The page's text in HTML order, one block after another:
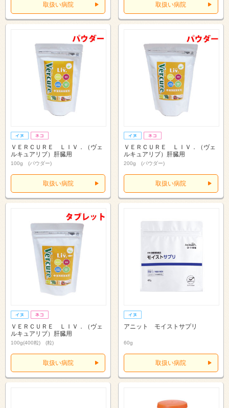
取扱い病院 取扱い病院
ＶＥＲＣＵＲＥ ＬＩＶ．（ヴェ
ルキュアリブ）肝臓用
100g (パウダー)
取扱い病院
ＶＥＲＣＵＲＥ ＬＩＶ．（ヴェ
ルキュアリブ）肝臓用
200g (パウダー)
取扱い病院
ＶＥＲＣＵＲＥ ＬＩＶ．（ヴェ
ルキュアリブ）肝臓用
100g(400粒) (粒)
取扱い病院
アニット モイストサプリ
60g
取扱い病院